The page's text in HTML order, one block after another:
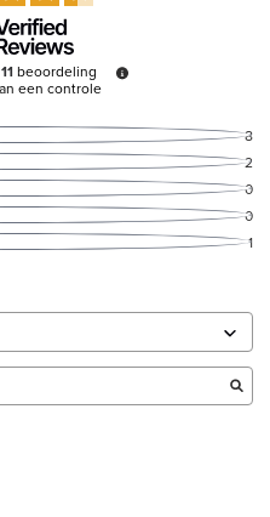
11 beoordeling
een controle
8
2
0
0
1